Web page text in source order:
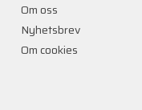
Om oss
Nyhetsbrev
Om cookies